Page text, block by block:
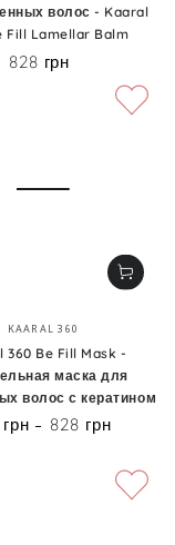
волос - Kaaral
Fill Lamellar Balm
Цена
828 грн
Бренд:
KAARAL 360
360 Be Fill Mask -
маска для
волос с кератином
Цена
828 грн